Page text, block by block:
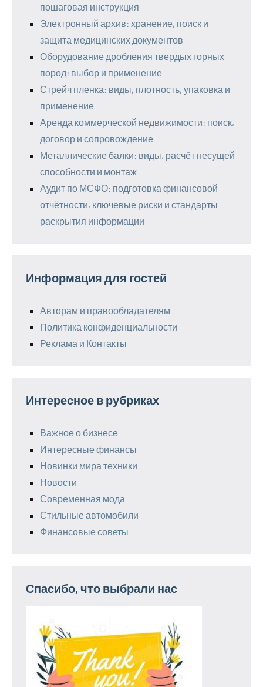
пошаговая инструкция
Электронный архив: хранение, поиск и
защита медицинских документов
Оборудование дробления твердых горных
пород: выбор и применение
Стрейч пленка: виды, плотность, упаковка и
применение
Аренда коммерческой недвижимости: поиск,
договор и сопровождение
Металлические балки: виды, расчёт несущей
способности и монтаж
Аудит по МСФО: подготовка финансовой
отчётности, ключевые риски и стандарты
раскрытия информации
Информация для гостей
Авторам и правообладателям
Политика конфиденциальности
Реклама и Контакты
Интересное в рубриках
Важное о бизнесе
Интересные финансы
Новинки мира техники
Новости
Современная мода
Стильные автомобили
Финансовые советы
Спасибо, что выбрали нас